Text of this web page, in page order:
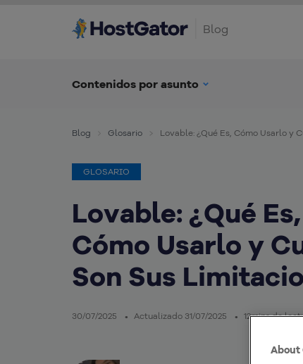
Blog
Contenidos por asunto
Blog Glosario Lovable: ¿Qué Es, Cómo Usarlo y
GLOSARIO
Lovable: ¿Qué Es,
Cómo Usarlo y
Son Sus
30/07/2025 Actualizado 31/07/2025 12mins de
About